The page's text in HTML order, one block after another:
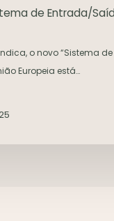
de Entrada/
o novo “Sistema
Europeia está…